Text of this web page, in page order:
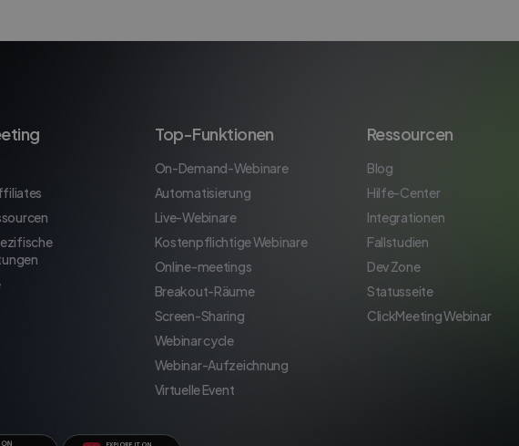
Top-Funktionen
On-Demand-Webinare
Automatisierung
Live-Webinare
Kostenpflichtige Webinare
Online-meetings
Breakout-Räume
Screen-Sharing
Webinar cycle
Webinar-Aufzeichnung
Virtuelle Event
Ressourcen
Blog
Hilfe-Center
Integrationen
Fallstudien
Dev Zone
Statusseite
ClickMeeting Webinar